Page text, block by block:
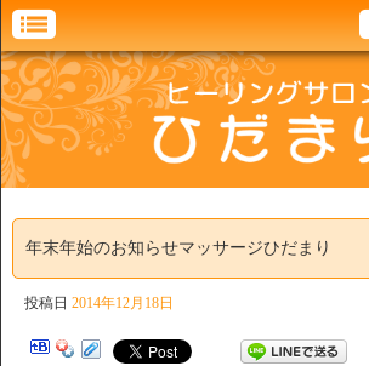
年末年始のお知らせマッサージひだまり
投稿日 2014年12月18日